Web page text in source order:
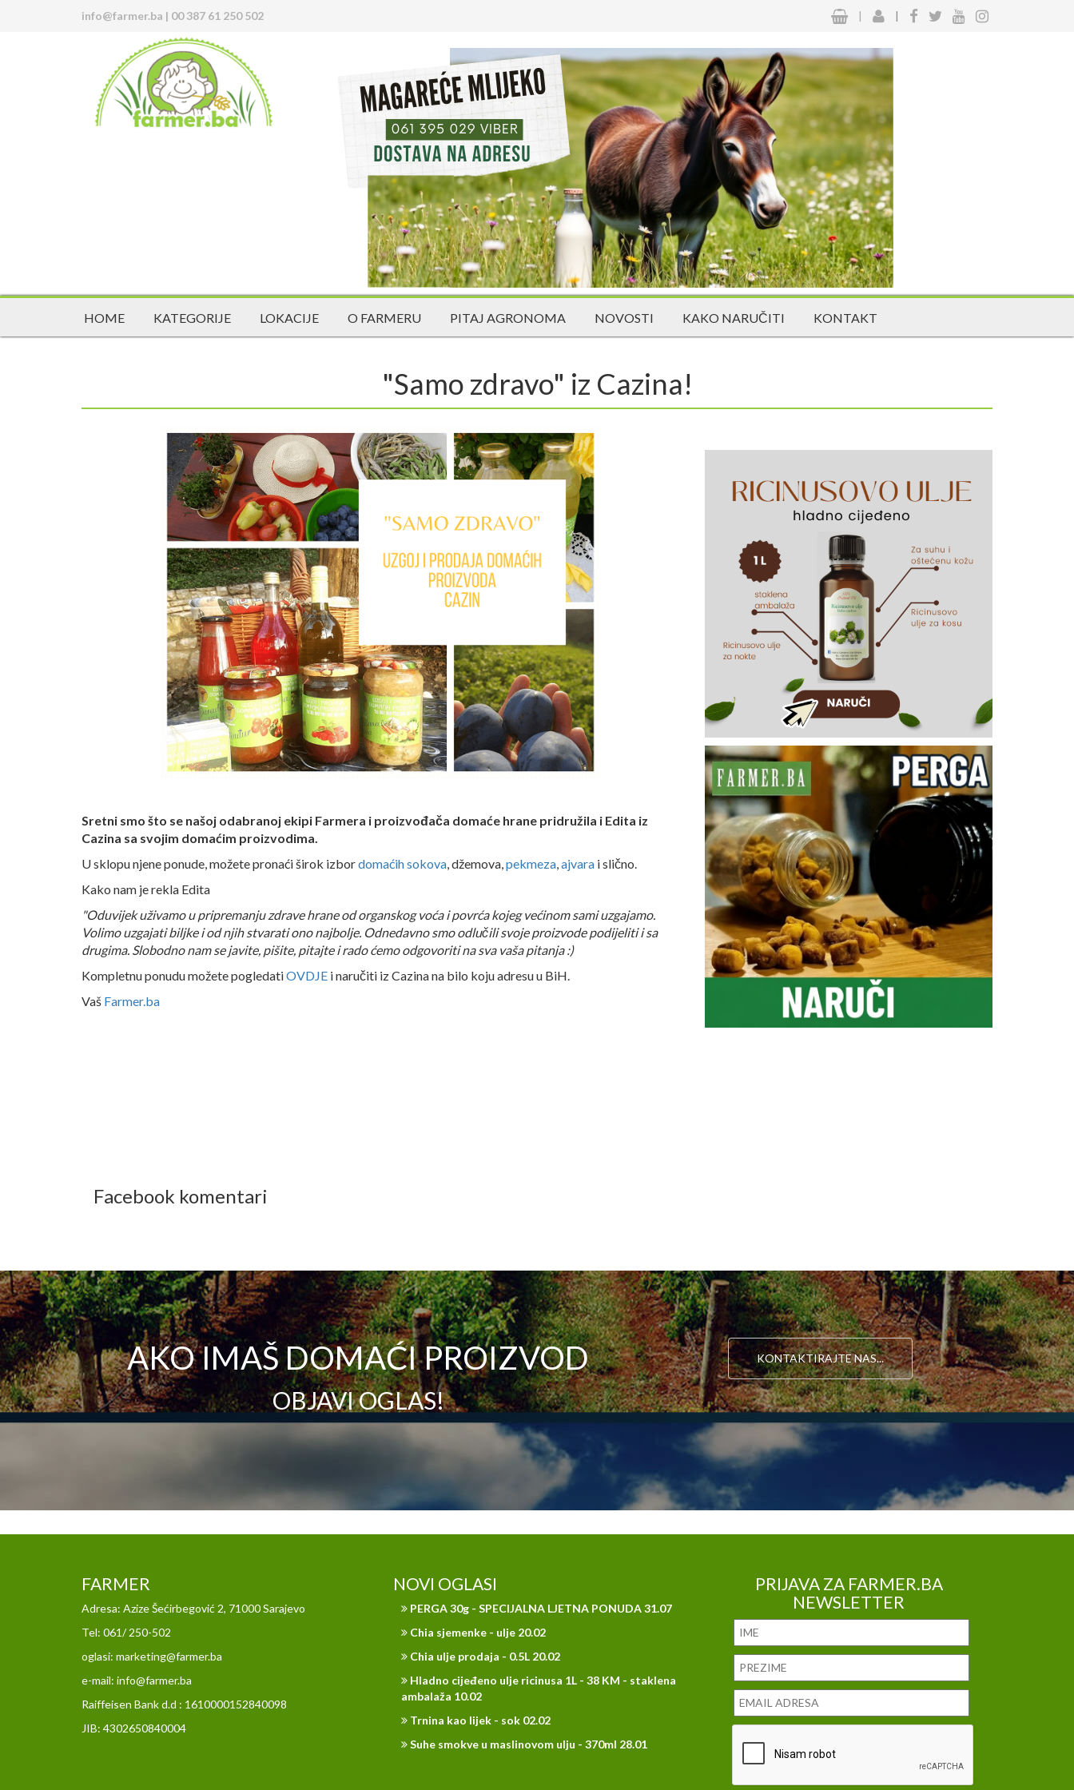
info@farmer.ba | 00 387 61 250 502 | |
HOME KATEGORIJE LOKACIJE O FARMERU PITAJ AGRONOMA NOVOSTI KAKO NARUČITI KONTAKT
"Samo zdravo" iz Cazina!
Sretni smo što se našoj odabranoj ekipi Farmera i proizvođača domaće hrane pridružila i Edita iz
Cazina sa svojim domaćim proizvodima.
U sklopu njene ponude, možete pronaći širok izbordomaćih sokova, džemova,pekmeza,ajvara i slično.
Kako nam je rekla Edita
"Oduvijek uživamo u pripremanju zdrave hrane od organskog voća i povrća kojeg većinom sami uzgajamo.
Volimo uzgajati biljke i od njih stvarati ono najbolje. Odnedavno smo odlučili svoje proizvode podijeliti i sa
drugima. Slobodno nam se javite, pišite, pitajte i rado ćemo odgovoriti na sva vaša pitanja :)
Kompletnu ponudu možete pogledatiOVDJE i naručiti iz Cazina na bilo koju adresu u BiH.
Vaš Farmer.ba
Facebook komentari
AKO IMAŠ DOMAĆI PROIZVOD
OBJAVI OGLAS!
KONTAKTIRAJTE NAS...
FARMER
Adresa: Azize Šećirbegović 2, 71000 Sarajevo
Tel: 061/ 250-502
oglasi: marketing@farmer.ba
e-mail: info@farmer.ba
Raiffeisen Bank d.d : 1610000152840098
JIB: 4302650840004
NOVI OGLASI
PERGA 30g - SPECIJALNA LJETNA PONUDA 31.07
Chia sjemenke - ulje 20.02
Chia ulje prodaja - 0.5L 20.02
Hladno cijeđeno ulje ricinusa 1L - 38 KM - staklena
ambalaža 10.02
Trnina kao lijek - sok 02.02
Suhe smokve u maslinovom ulju - 370ml 28.01
PRIJAVA ZA FARMER.BA
NEWSLETTER